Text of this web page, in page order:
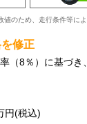
のため、走行条件等に
修正
（8％）に基づき
円(税込)